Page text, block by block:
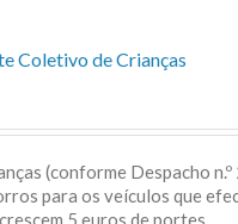
Coletivo de Crianças
(conforme Despacho
para os veículos que
5 euros de portes.